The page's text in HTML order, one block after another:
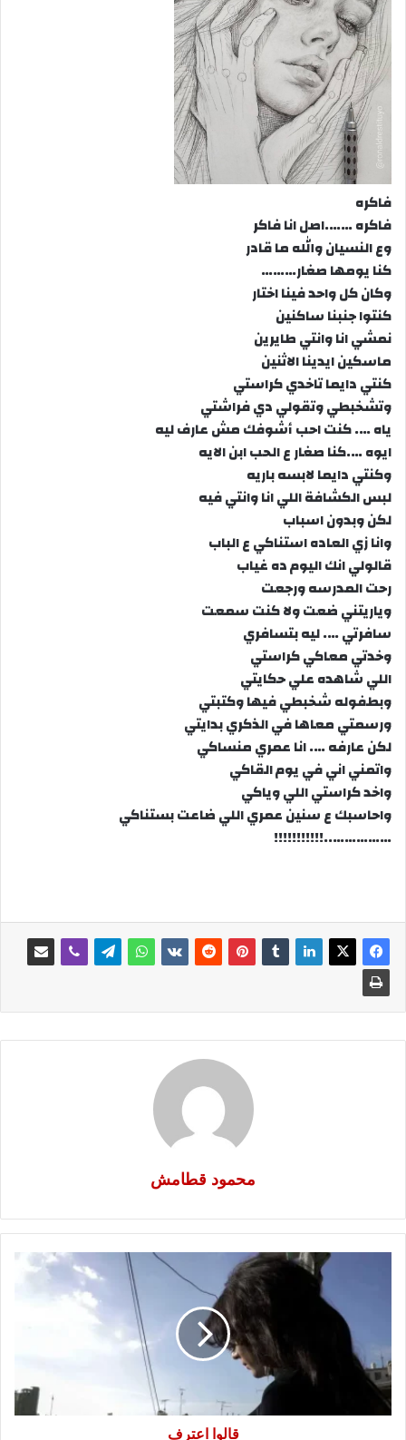
فاكره
فاكره …….اصل انا فاكر
وع النسيان والله ما قادر
كنا يومها صغار………
وكان كل واحد فينا اختار
كنتوا جنبنا ساكنين
نمشي انا وانتي طايرين
ماسكين ايدينا الاثنين
كنتي دايما تاخدي كراستي
وتشخبطي وتقولي دي فراشتي
ياه …. كنت احب أشوفك مش عارف ليه
ايوه ….كنا صغار ع الحب ابن الايه
وكنتي دايما لابسه باريه
لبس الكشافة اللي انا وانتي فيه
لكن وبدون اسباب
وانا زي العاده استناكي ع الباب
قالولي انك اليوم ده غياب
رحت المدرسه ورجعت
وياريتني ضعت ولا كنت سمعت
سافرتي …. ليه بتسافري
وخدتي معاكي كراستي
اللي شاهده علي حكايتي
وبطفوله شخبطي فيها وكتبتي
ورسمتي معاها في الذكري بدايتي
لكن عارفه …. انا عمري منساكي
واتمني اني في يوم القاكي
واخد كراستي اللي وياكي
واحاسبك ع سنين عمري اللي ضاعت بستناكي
……………..!!!!!!!!!!!
محمود قطامش
قالوا اعترف